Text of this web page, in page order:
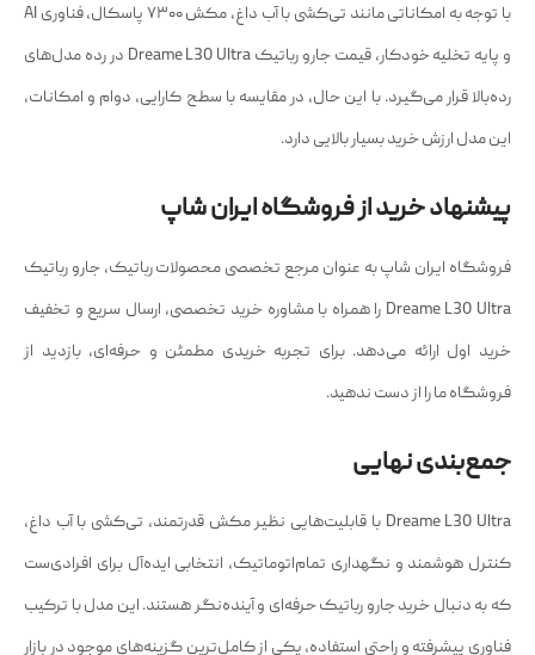
با توجه به امکاناتی مانند تی‌کشی با آب داغ، مکش ۷۳۰۰ پاسکال، فناوری AI
و پایه تخلیه خودکار، قیمت جارو رباتیک Dreame L30 Ultra در رده مدل‌های
رده‌بالا قرار می‌گیرد. با این حال، در مقایسه با سطح کارایی، دوام و امکانات،
این مدل ارزش خرید بسیار بالایی دارد.
پیشنهاد خرید از فروشگاه ایران شاپ
فروشگاه ایران شاپ به عنوان مرجع تخصصی محصولات رباتیک، جارو رباتیک
Dreame L30 Ultra را همراه با مشاوره خرید تخصصی، ارسال سریع و تخفیف
خرید اول ارائه می‌دهد. برای تجربه خریدی مطمئن و حرفه‌ای، بازدید از
فروشگاه ما را از دست ندهید.
جمع‌بندی نهایی
Dreame L30 Ultra با قابلیت‌هایی نظیر مکش قدرتمند، تی‌کشی با آب داغ،
کنترل هوشمند و نگهداری تمام‌اتوماتیک، انتخابی ایده‌آل برای افرادی‌ست
که به دنبال خرید جارو رباتیک حرفه‌ای و آینده‌نگر هستند. این مدل با ترکیب
فناوری پیشرفته و راحتی استفاده، یکی از کامل‌ترین گزینه‌های موجود در بازار